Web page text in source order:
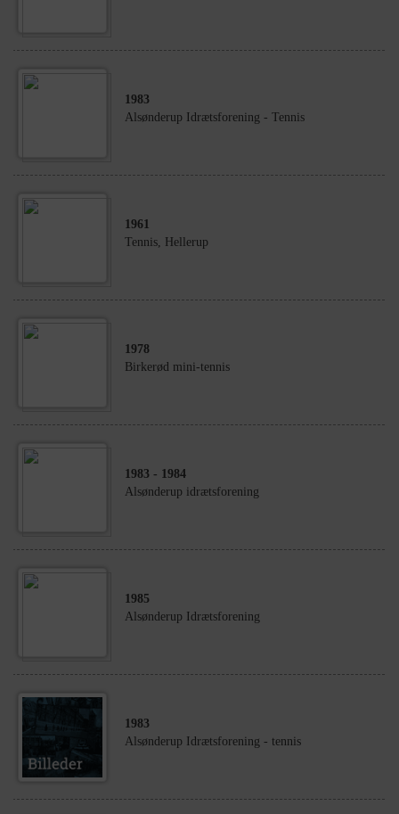
1983
Alsønderup Idrætsforening - Tennis
1961
Tennis, Hellerup
1978
Birkerød mini-tennis
1983 - 1984
Alsønderup idrætsforening
1985
Alsønderup Idrætsforening
1983
Alsønderup Idrætsforening - tennis